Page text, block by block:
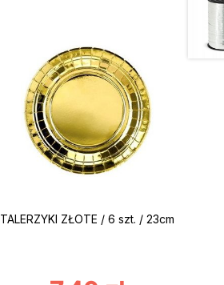
TALERZYKI ZŁOTE / 6 szt. / 23cm